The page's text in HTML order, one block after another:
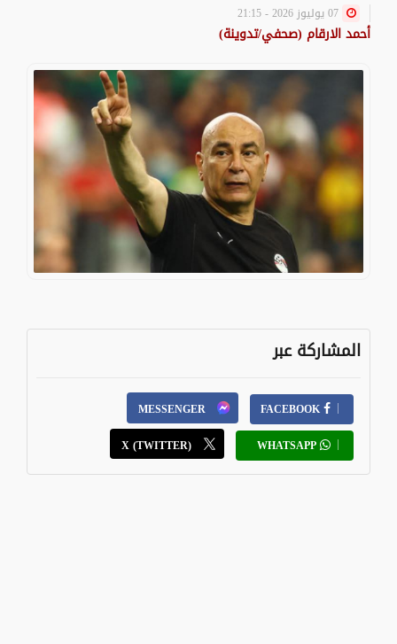
أحمد الارقام (صحفي/تدوينة)
المشاركة عبر
FACEBOOK
MESSENGER
WHATSAPP
X (TWITTER)